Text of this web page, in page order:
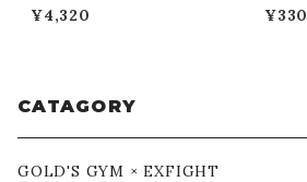
¥4,320 ¥330
CATAGORY
GOLD'S GYM × EXFIGHT